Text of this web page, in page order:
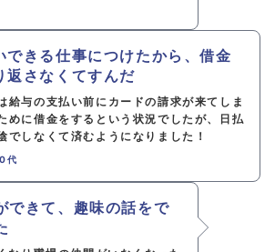
できる仕事につけたから、借金
返さなくてすんだ
給与の支払い前にカードの請求が来てしま
めに借金をするという状況でしたが、
日払
でしなくて済むようになりました！
代
できて、趣味の話をで